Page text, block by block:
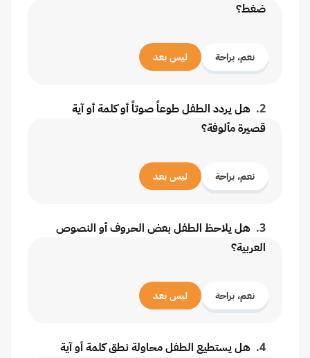
ضغط؟
نعم، براحة ليس بعد
2
. هل يردد الطفل طوعاً صوتاً أو كلمة أو آية
قصيرة مألوفة؟
نعم، براحة ليس بعد
3
. هل يلاحظ الطفل بعض الحروف أو النصوص
العربية؟
نعم، براحة ليس بعد
4
. هل يستطيع الطفل محاولة نطق كلمة أو آية